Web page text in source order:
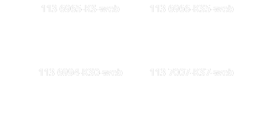
113 6965-KS-web 113 6966-KS5-web
113 6994-KS0-web 113 7007-KS7-web